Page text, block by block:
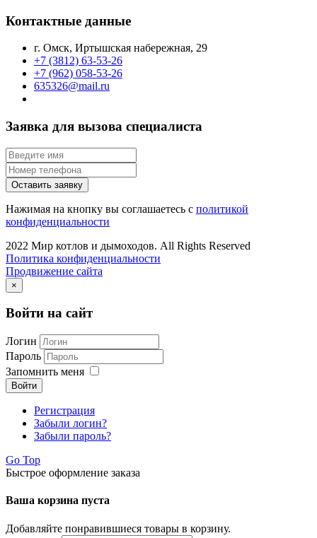
Контактные данные
г. Омск, Иртышская набережная, 29
+7 (3812) 63-53-26
+7 (962) 058-53-26
635326@mail.ru
Заявка для вызова специалиста
Оставить заявку
Нажимая на кнопку вы соглашаетесь с политикой
конфиденциальности
2022 Мир котлов и дымоходов. All Rights Reserved
Политика конфиденциальности
Продвижение сайта
×
Войти на сайт
Логин
Пароль
Запомнить меня
Войти
Регистрация
Забыли логин?
Забыли пароль?
Go Top
Быстрое оформление заказа
Ваша корзина пуста
Добавляйте понравившиеся товары в корзину.